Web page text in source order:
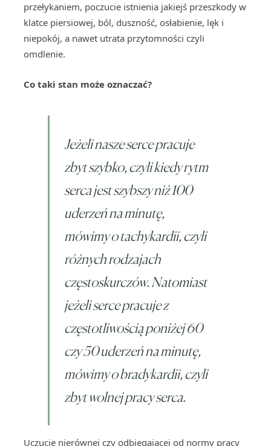
przełykaniem, poczucie istnienia jakiejś przeszkody w
klatce piersiowej, ból, duszność, osłabienie, lęk i
niepokój, a nawet utrata przytomności czyli
omdlenie.
Co taki stan może oznaczać?
Jeżeli nasze serce pracuje
zbyt szybko, czyli kiedy rytm
serca jest szybszy niż 100
uderzeń na minutę,
mówimy o tachykardii, czyli
różnych rodzajach
częstoskurczów. Natomiast
jeżeli serce pracuje z
częstotliwością poniżej 60
czy 50 uderzeń na minutę,
mówimy o bradykardii, czyli
zbyt wolnej pracy serca.
Uczucie nierównej czy odbiegającej od normy pracy